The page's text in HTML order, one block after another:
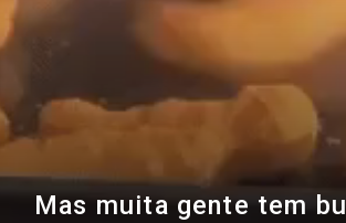
Mas muita gente tem